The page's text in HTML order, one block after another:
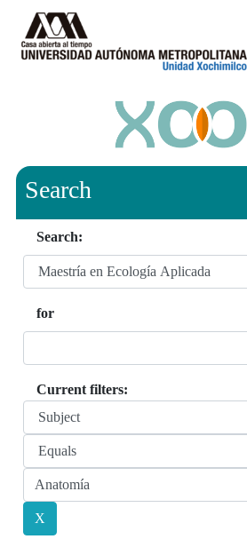
Search
Search:
for
Current filters: